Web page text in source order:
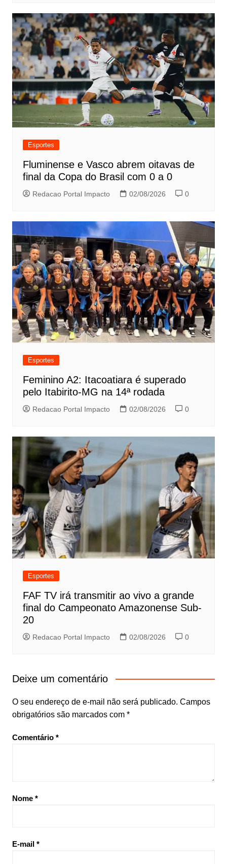
Esportes
Fluminense e Vasco abrem oitavas de
final da Copa do Brasil com 0 a 0
Redacao Portal Impacto 02/08/2026 0
Esportes
Feminino A2: Itacoatiara é superado
pelo Itabirito-MG na 14ª rodada
Redacao Portal Impacto 02/08/2026 0
Esportes
FAF TV irá transmitir ao vivo a grande
final do Campeonato Amazonense Sub-
20
Redacao Portal Impacto 02/08/2026 0
Deixe um comentário
O seu endereço de e-mail não será publicado. Campos
obrigatórios são marcados com *
Comentário *
Nome *
E-mail *